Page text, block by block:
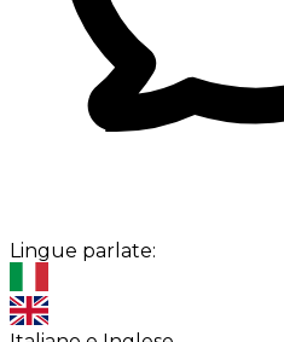
Lingue parlate: